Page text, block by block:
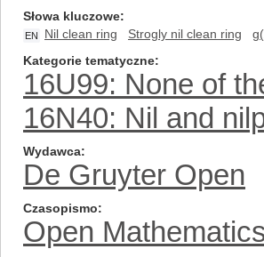
Słowa kluczowe
EN Nil clean ring Strogly nil clean ring
Kategorie tematyczne
16U99: None of
16N40: Nil and
Wydawca
De Gruyter Open
Czasopismo
Open